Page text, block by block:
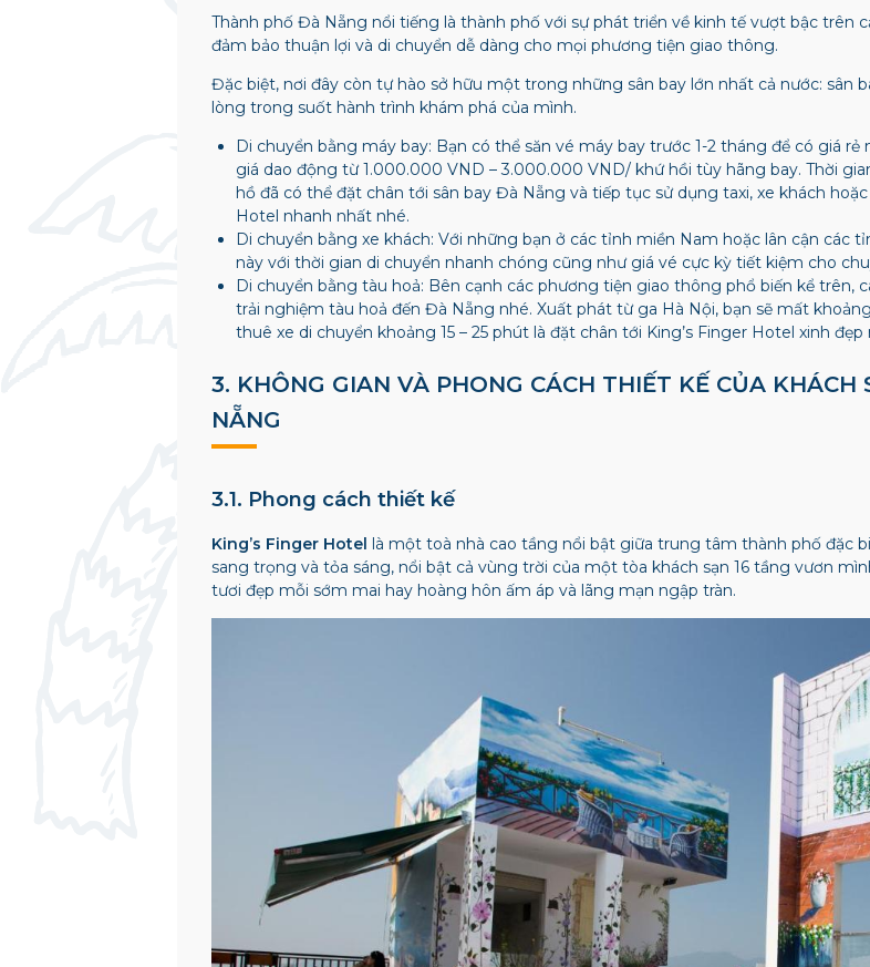
Thành phố Đà Nẵng nổi tiếng là thành phố với sự phát triển về kinh tế vượt bậc trên
đảm bảo thuận lợi và di chuyển dễ dàng cho mọi phương tiện giao thông.
Đặc biệt, nơi đây còn tự hào sở hữu một trong những sân bay lớn nhất cả nước: sân
lòng trong suốt hành trình khám phá của mình.
Di chuyển bằng máy bay: Bạn có thể săn vé máy bay trước 1-2 tháng để có giá
giá dao động từ 1.000.000 VND – 3.000.000 VND/ khứ hồi tùy hãng bay. Thời
hồ đã có thể đặt chân tới sân bay Đà Nẵng và tiếp tục sử dụng taxi, xe khách
Hotel nhanh nhất nhé.
Di chuyển bằng xe khách: Với những bạn ở các tỉnh miền Nam hoặc lân cận các
này với thời gian di chuyển nhanh chóng cũng như giá vé cực kỳ tiết kiệm cho
Di chuyển bằng tàu hoả: Bên cạnh các phương tiện giao thông phổ biến kể trên,
trải nghiệm tàu hoả đến Đà Nẵng nhé. Xuất phát từ ga Hà Nội, bạn sẽ mất
thuê xe di chuyển khoảng 15 – 25 phút là đặt chân tới King’s Finger Hotel xinh đẹp
3. KHÔNG GIAN VÀ PHONG CÁCH THIẾT KẾ CỦA KHÁCH
NẴNG
3.1. Phong cách thiết kế
King’s Finger Hotel là một toà nhà cao tầng nổi bật giữa trung tâm thành phố đặc
sang trọng và tỏa sáng, nổi bật cả vùng trời của một tòa khách sạn 16 tầng vươn
tươi đẹp mỗi sớm mai hay hoàng hôn ấm áp và lãng mạn ngập tràn.